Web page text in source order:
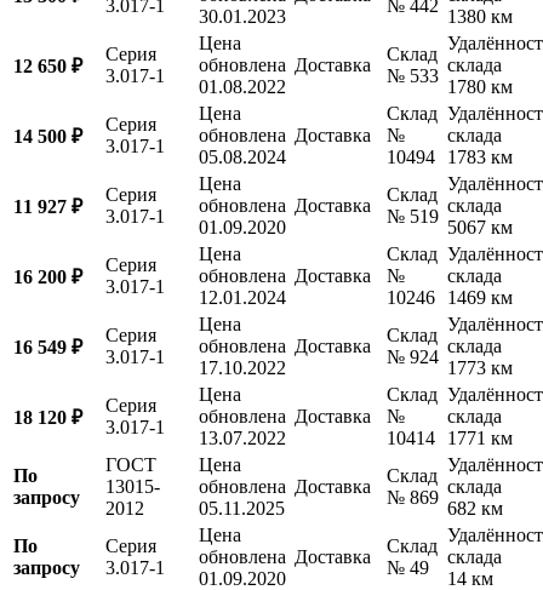
3.017-1
30.01.2023
№ 442
1380 км
12 650 ₽
Серия
3.017-1
Цена
обновлена
01.08.2022
Доставка
Склад
№ 533
склада
1780 км
14 500 ₽
Серия
3.017-1
Цена
обновлена
05.08.2024
Доставка
Склад
№
10494
склада
1783 км
11 927 ₽
Серия
3.017-1
Цена
обновлена
01.09.2020
Доставка
Склад
№ 519
склада
5067 км
16 200 ₽
Серия
3.017-1
Цена
обновлена
12.01.2024
Доставка
Склад
№
10246
склада
1469 км
16 549 ₽
Серия
3.017-1
Цена
обновлена
17.10.2022
Доставка
Склад
№ 924
склада
1773 км
18 120 ₽
Серия
3.017-1
Цена
обновлена
13.07.2022
Доставка
Склад
№
10414
склада
1771 км
По
запросу
ГОСТ
13015-
2012
Цена
обновлена
05.11.2025
Доставка
Склад
№ 869
склада
682 км
По
запросу
Серия
3.017-1
Цена
обновлена
01.09.2020
Доставка
Склад
№ 49
склада
14 км